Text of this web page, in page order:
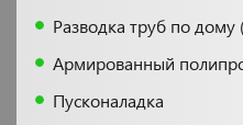
Разводка труб по дому
Армированный
Пусконаладка